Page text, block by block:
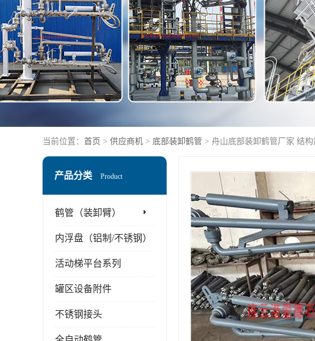
当前位置： 首页 > 供应商机 > 底部装卸鹤管 > 舟山底部装卸鹤管厂家 结
产品分类 Product
鹤管（装卸臂）
内浮盘（铝制/不锈钢）
活动梯平台系列
罐区设备附件
不锈钢接头